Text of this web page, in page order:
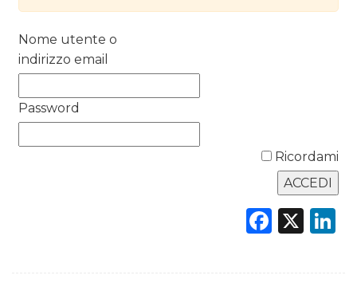
RICERCHE
PREVISIONI/SCENARI
TREND
Nome utente o
indirizzo email
Password
Ricordami
X